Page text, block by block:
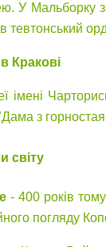
У Мальборку
тевтонський
Кракові
імені
з
світу
- 400 років
погляду